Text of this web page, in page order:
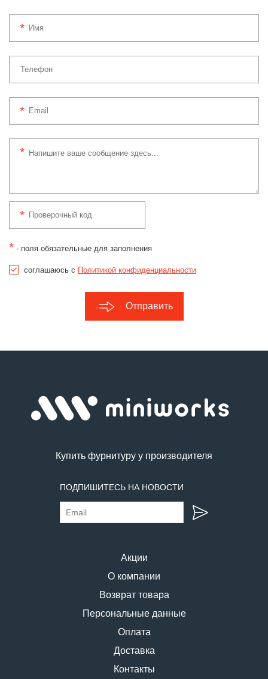
* - поля обязательные для заполнения
соглашаюсь с Политикой конфиденциальности
Отправить
Купить фурнитуру у производителя
ПОДПИШИТЕСЬ НА НОВОСТИ
Акции
О компании
Возврат товара
Персональные данные
Оплата
Доставка
Контакты